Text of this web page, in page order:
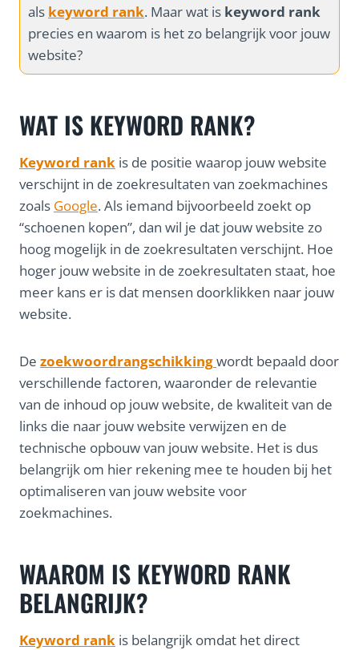
als keyword rank. Maar wat is keyword rank
precies en waarom is het zo belangrijk voor jouw
website?
WAT IS KEYWORD RANK?
Keyword rank is de positie waarop jouw website
verschijnt in de zoekresultaten van zoekmachines
zoals Google. Als iemand bijvoorbeeld zoekt op
“schoenen kopen”, dan wil je dat jouw website zo
hoog mogelijk in de zoekresultaten verschijnt. Hoe
hoger jouw website in de zoekresultaten staat, hoe
meer kans er is dat mensen doorklikken naar jouw
website.
De zoekwoordrangschikkingwordt bepaald door
verschillende factoren, waaronder de relevantie
van de inhoud op jouw website, de kwaliteit van de
links die naar jouw website verwijzen en de
technische opbouw van jouw website. Het is dus
belangrijk om hier rekening mee te houden bij het
optimaliseren van jouw website voor
zoekmachines.
WAAROM IS KEYWORD RANK
BELANGRIJK?
Keyword rank is belangrijk omdat het direct